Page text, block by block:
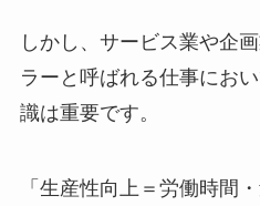
しかし、サービス業や企
ラーと呼ばれる仕事にお
識は重要です。
「生産性向上＝労働時間